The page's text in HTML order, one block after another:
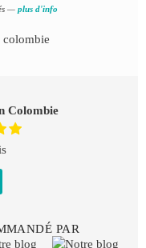
— plus d'info
Colombie
PAR